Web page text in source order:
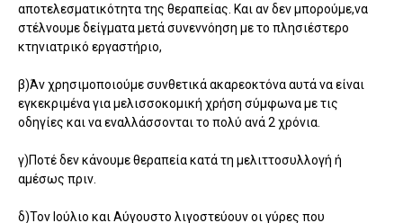
αποτελεσματικότητα της θεραπείας. Και αν δεν μπορούμε,να
στέλνουμε δείγματα μετά συνεννόηση με το πλησιέστερο
κτηνιατρικό εργαστήριο,
β)Άν χρησιμοποιούμε συνθετικά ακαρεοκτόνα αυτά να είναι
εγκεκριμένα για μελισσοκομική χρήση σύμφωνα με τις
οδηγίες και να εναλλάσσονται το πολύ ανά 2 χρόνια.
γ)Ποτέ δεν κάνουμε θεραπεία κατά τη μελιττοσυλλογή ή
αμέσως πριν.
δ)Τον Ιούλιο και Αύγουστο λιγοστεύουν οι γύρες που